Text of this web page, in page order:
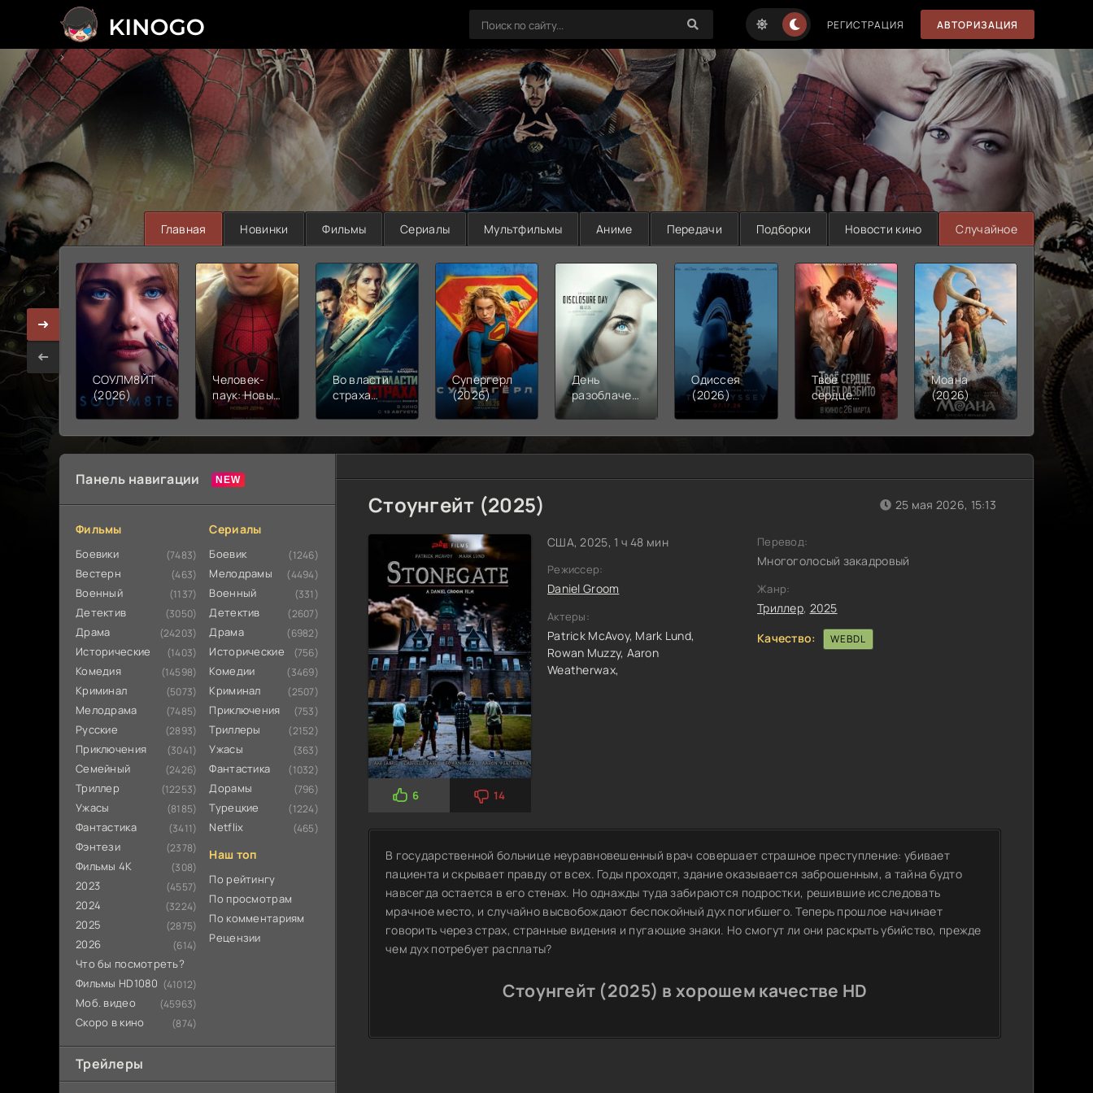
РЕГИСТРАЦИЯ АВТОРИЗАЦИЯ
>
Главная Новинки Фильмы Сериалы Мультфильмы Аниме Передачи Подборки Новости кино Случайное
СОУЛМ8ЙТ
(2026)
Человек-
паук: Новый
день (2026)
Во власти
страха
Супергерл
(2026)
День
разоблачения
Одиссея
(2026)
Твое
сердце
будет
(2026)
Моана
(2026)
Смерть
Робина
(2026)
Панель навигации
Фильмы
Боевики (7483)
Вестерн (463)
Военный (1137)
Детектив (3050)
Драма (24203)
Исторические (1403)
Комедия (14598)
Криминал (5073)
Мелодрама (7485)
Русские (2893)
Приключения (3041)
Семейный (2426)
Триллер (12253)
Ужасы (8185)
Фантастика (3411)
Фэнтези (2378)
Фильмы 4К (308)
2023 (4557)
2024 (3224)
2025 (2875)
2026 (614)
Что бы посмотреть?
Фильмы HD1080 (41012)
Моб. видео (45963)
Скоро в кино (874)
Сериалы
Боевик (1246)
Мелодрамы (4494)
Военный (331)
Детектив (2607)
Драма (6982)
Исторические (756)
Комедии (3469)
Криминал (2507)
Приключения (753)
Триллеры (2152)
Ужасы (363)
Фантастика (1032)
Дорамы (796)
Турецкие (1224)
Netflix (465)
Наш топ
По рейтингу
По просмотрам
По комментариям
Рецензии
Трейлеры
Стоунгейт (2025)
6 14
США, 2025, 1 ч 48 мин
Режиссер:
Daniel Groom
Актеры:
Patrick McAvoy, Mark Lund,
Rowan Muzzy, Aaron
Weatherwax,
25 мая 2026, 15:13
Перевод:
Многоголосый закадровый
Жанр:
Триллер, 2025
Качество:
WEBDL
В государственной больнице неуравновешенный врач совершает страшное преступление: убивает
пациента и скрывает правду от всех. Годы проходят, здание оказывается заброшенным, а тайна будто
навсегда остается в его стенах. Но однажды туда забираются подростки, решившие исследовать
мрачное место, и случайно высвобождают беспокойный дух погибшего. Теперь прошлое начинает
говорить через страх, странные видения и пугающие знаки. Но смогут ли они раскрыть убийство, прежде
чем дух потребует расплаты?
Стоунгейт (2025) в хорошем качестве HD